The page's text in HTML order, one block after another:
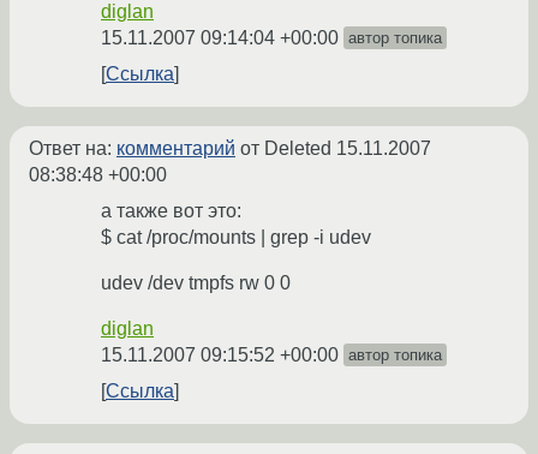
diglan
15.11.2007 09:14:04 +00:00 автор топика
Ссылка
Ответ на: комментарий от Deleted 15.11.2007
08:38:48 +00:00
а также вот это:
$ cat /proc/mounts | grep -i udev
udev /dev tmpfs rw 0 0
diglan
15.11.2007 09:15:52 +00:00 автор топика
Ссылка